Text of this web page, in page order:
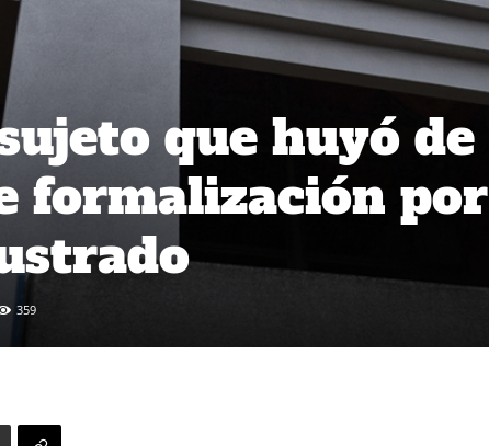
que huyó de
formalización por
359